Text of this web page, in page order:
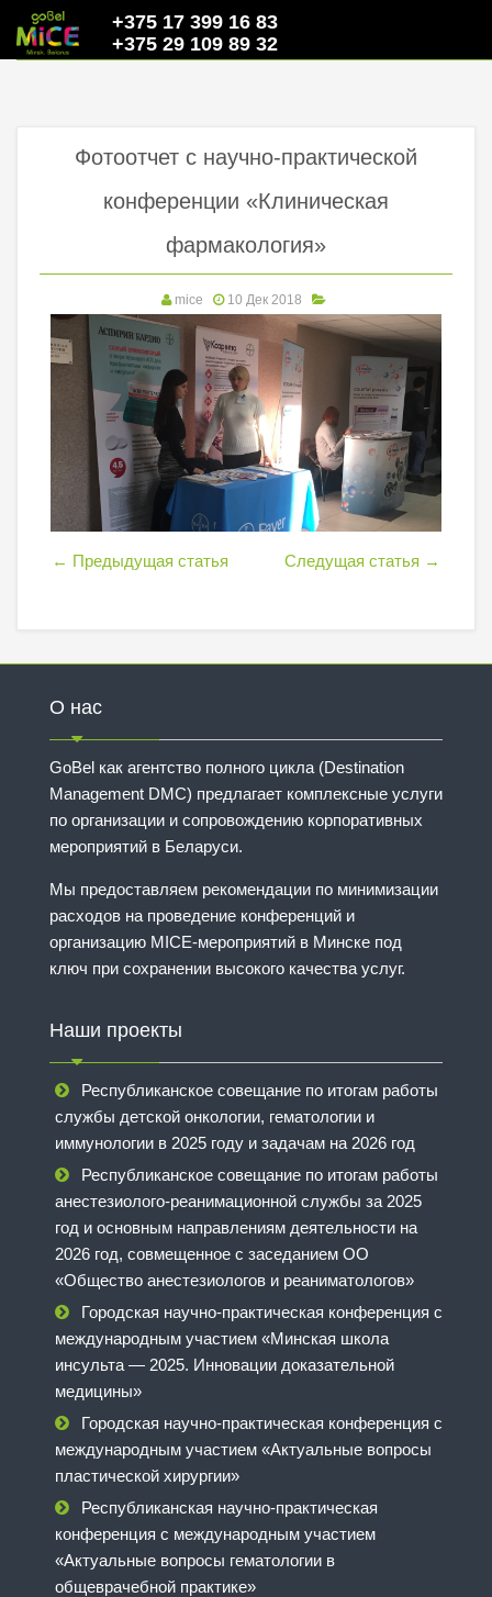
+375 17 399 16 83
+375 29 109 89 32
Фотоотчет с научно-практической
конференции «Клиническая
фармакология»
mice 10 Дек 2018
← Предыдущая статья Следущая статья →
О нас
GoBel как агентство полного цикла (Destination
Management DMC) предлагает комплексные услуги
по организации и сопровождению корпоративных
мероприятий в Беларуси.
Мы предоставляем рекомендации по минимизации
расходов на проведение конференций и
организацию MICE-мероприятий в Минске под
ключ при сохранении высокого качества услуг.
Наши проекты
Республиканское совещание по итогам работы
службы детской онкологии, гематологии и
иммунологии в 2025 году и задачам на 2026 год
Республиканское совещание по итогам работы
анестезиолого-реанимационной службы за 2025
год и основным направлениям деятельности на
2026 год, совмещенное с заседанием ОО
«Общество анестезиологов и реаниматологов»
Городская научно-практическая конференция с
международным участием «Минская школа
инсульта — 2025. Инновации доказательной
медицины»
Городская научно-практическая конференция с
международным участием «Актуальные вопросы
пластической хирургии»
Республиканская научно-практическая
конференция с международным участием
«Актуальные вопросы гематологии в
общеврачебной практике»